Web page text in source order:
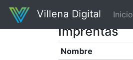
Villena Digital Inicio
Imprentas
Nombre